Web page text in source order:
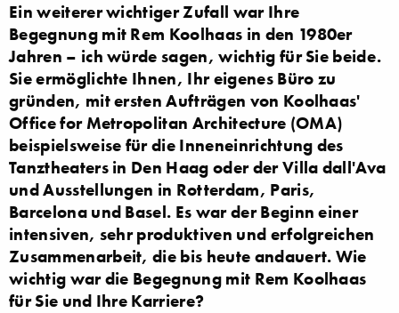
Ein weiterer wichtiger Zufall war Ihre
Begegnung mit Rem Koolhaas in den 1980er
Jahren – ich würde sagen, wichtig für Sie beide.
Sie ermöglichte Ihnen, Ihr eigenes Büro zu
gründen, mit ersten Aufträgen von Koolhaas'
Office for Metropolitan Architecture (OMA)
beispielsweise für die Inneneinrichtung des
Tanztheaters in Den Haag oder der Villa dall'Ava
und Ausstellungen in Rotterdam, Paris,
Barcelona und Basel. Es war der Beginn einer
intensiven, sehr produktiven und erfolgreichen
Zusammenarbeit, die bis heute andauert. Wie
wichtig war die Begegnung mit Rem Koolhaas
für Sie und Ihre Karriere?